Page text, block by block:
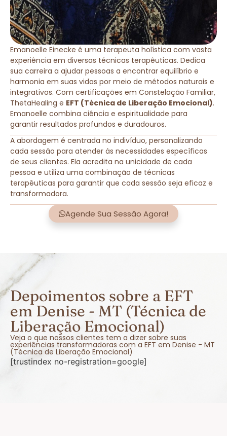
Emanoelle Einecke é uma terapeuta holística com vasta
experiência em diversas técnicas terapêuticas. Dedica
sua carreira a ajudar pessoas a encontrar equilíbrio e
harmonia em suas vidas por meio de métodos naturais e
integrativos. Com certificações em Constelação Familiar,
ThetaHealing e EFT (Técnica de Liberação Emocional).
Emanoelle combina ciência e espiritualidade para
garantir resultados profundos e duradouros.
A abordagem é centrada no indivíduo, personalizando
cada sessão para atender às necessidades específicas
de seus clientes. Ela acredita na unicidade de cada
pessoa e utiliza uma combinação de técnicas
terapêuticas para garantir que cada sessão seja eficaz e
transformadora.
Agende Sua Sessão Agora!
Depoimentos sobre a EFT
em Denise - MT (Técnica de
Liberação Emocional)
Veja o que nossos clientes tem a dizer sobre suas
experiências transformadoras com a EFT em Denise - MT
(Técnica de Liberação Emocional)
[trustindex no-registration=google]